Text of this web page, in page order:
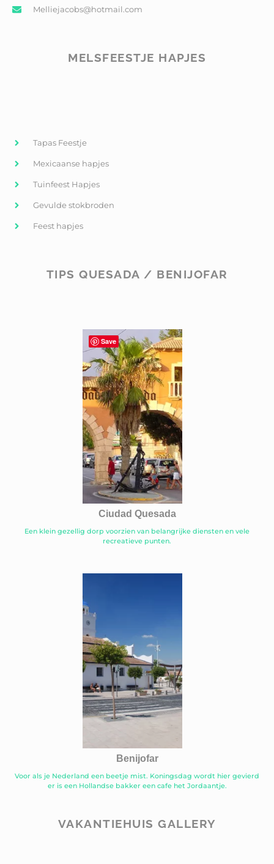
Melliejacobs@hotmail.com
MELSFEESTJE HAPJES
Tapas Feestje
Mexicaanse hapjes
Tuinfeest Hapjes
Gevulde stokbroden
Feest hapjes
TIPS QUESADA / BENIJOFAR
Ciudad Quesada
Een klein gezellig dorp voorzien van belangrijke diensten en vele
recreatieve punten.
Benijofar
Voor als je Nederland een beetje mist. Koningsdag wordt hier gevierd
er is een Hollandse bakker een cafe het Jordaantje.
VAKANTIEHUIS GALLERY
Save